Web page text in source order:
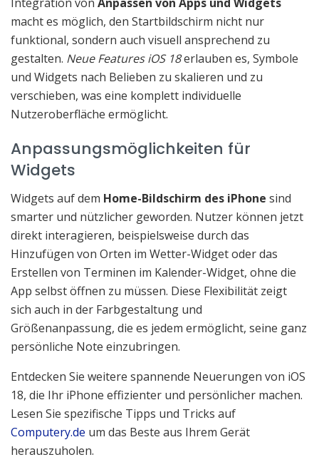
macht es möglich, den Startbildschirm nicht nur
funktional, sondern auch visuell ansprechend zu
gestalten. Neue Features iOS 18erlauben es, Symbole
und Widgets nach Belieben zu skalieren und zu
verschieben, was eine komplett individuelle
Nutzeroberfläche ermöglicht.
Anpassungsmöglichkeiten für
Widgets
Widgets auf dem Home-Bildschirm des iPhone sind
smarter und nützlicher geworden. Nutzer können jetzt
direkt interagieren, beispielsweise durch das
Hinzufügen von Orten im Wetter-Widget oder das
Erstellen von Terminen im Kalender-Widget, ohne die
App selbst öffnen zu müssen. Diese Flexibilität zeigt
sich auch in der Farbgestaltung und
Größenanpassung, die es jedem ermöglicht, seine ganz
persönliche Note einzubringen.
Entdecken Sie weitere spannende Neuerungen von iOS
18, die Ihr iPhone effizienter und persönlicher machen.
Lesen Sie spezifische Tipps und Tricks auf
Computery.de um das Beste aus Ihrem Gerät
herauszuholen.